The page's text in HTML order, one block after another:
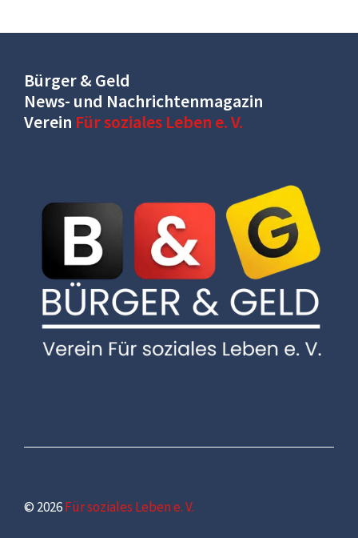
Bürger & Geld
News- und Nachrichtenmagazin
Verein Für soziales Leben e. V.
© 2026Für soziales Leben e. V.